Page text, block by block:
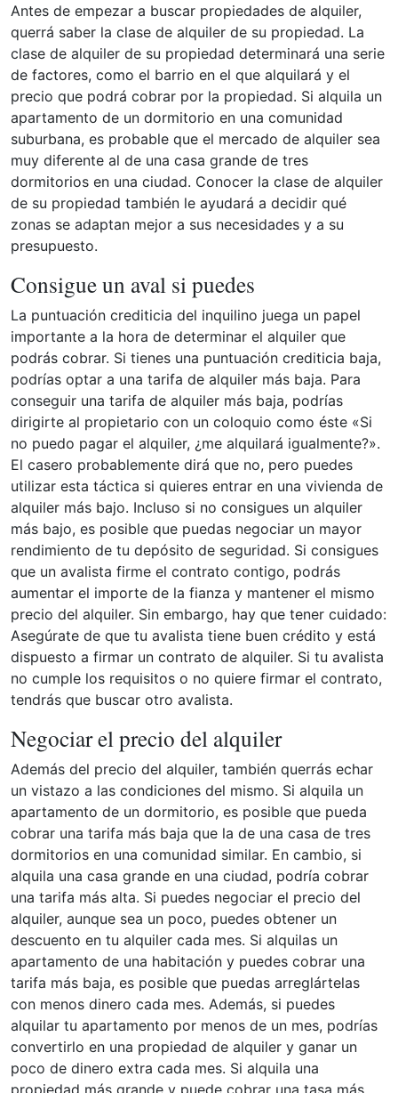
Antes de empezar a buscar propiedades de alquiler,
querrá saber la clase de alquiler de su propiedad. La
clase de alquiler de su propiedad determinará una serie
de factores, como el barrio en el que alquilará y el
precio que podrá cobrar por la propiedad. Si alquila un
apartamento de un dormitorio en una comunidad
suburbana, es probable que el mercado de alquiler sea
muy diferente al de una casa grande de tres
dormitorios en una ciudad. Conocer la clase de alquiler
de su propiedad también le ayudará a decidir qué
zonas se adaptan mejor a sus necesidades y a su
presupuesto.
Consigue un aval si puedes
La puntuación crediticia del inquilino juega un papel
importante a la hora de determinar el alquiler que
podrás cobrar. Si tienes una puntuación crediticia baja,
podrías optar a una tarifa de alquiler más baja. Para
conseguir una tarifa de alquiler más baja, podrías
dirigirte al propietario con un coloquio como éste «Si
no puedo pagar el alquiler, ¿me alquilará igualmente?».
El casero probablemente dirá que no, pero puedes
utilizar esta táctica si quieres entrar en una vivienda de
alquiler más bajo. Incluso si no consigues un alquiler
más bajo, es posible que puedas negociar un mayor
rendimiento de tu depósito de seguridad. Si consigues
que un avalista firme el contrato contigo, podrás
aumentar el importe de la fianza y mantener el mismo
precio del alquiler. Sin embargo, hay que tener cuidado:
Asegúrate de que tu avalista tiene buen crédito y está
dispuesto a firmar un contrato de alquiler. Si tu avalista
no cumple los requisitos o no quiere firmar el contrato,
tendrás que buscar otro avalista.
Negociar el precio del alquiler
Además del precio del alquiler, también querrás echar
un vistazo a las condiciones del mismo. Si alquila un
apartamento de un dormitorio, es posible que pueda
cobrar una tarifa más baja que la de una casa de tres
dormitorios en una comunidad similar. En cambio, si
alquila una casa grande en una ciudad, podría cobrar
una tarifa más alta. Si puedes negociar el precio del
alquiler, aunque sea un poco, puedes obtener un
descuento en tu alquiler cada mes. Si alquilas un
apartamento de una habitación y puedes cobrar una
tarifa más baja, es posible que puedas arreglártelas
con menos dinero cada mes. Además, si puedes
alquilar tu apartamento por menos de un mes, podrías
convertirlo en una propiedad de alquiler y ganar un
poco de dinero extra cada mes. Si alquila una
propiedad más grande y puede cobrar una tasa más